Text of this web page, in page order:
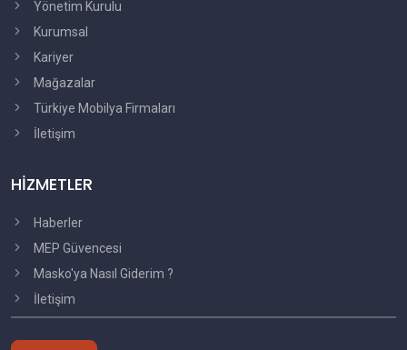
Yönetim Kurulu
Kurumsal
Kariyer
Mağazalar
Türkiye Mobilya Firmaları
İletişim
HİZMETLER
Haberler
MEP Güvencesi
Masko'ya Nasıl Giderim ?
İletişim